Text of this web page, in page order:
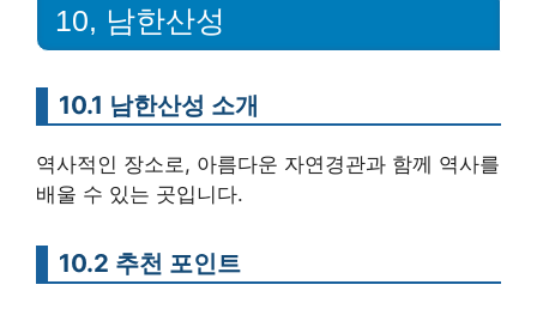
10, 남한산성
10.1 남한산성 소개
역사적인 장소로, 아름다운 자연경관과 함께 역사를
배울 수 있는 곳입니다.
10.2 추천 포인트